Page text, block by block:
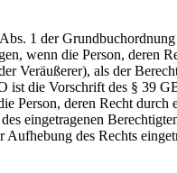
Abs. 1 der
wenn die Person, deren
Veräußerer), als der
ist die Vorschrift des § 39
Person, deren Recht durch
eingetragenen
Aufhebung des Rechts